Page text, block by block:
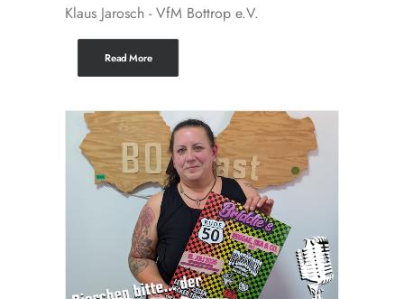
Klaus Jarosch - VfM Bottrop e.V.
Read More